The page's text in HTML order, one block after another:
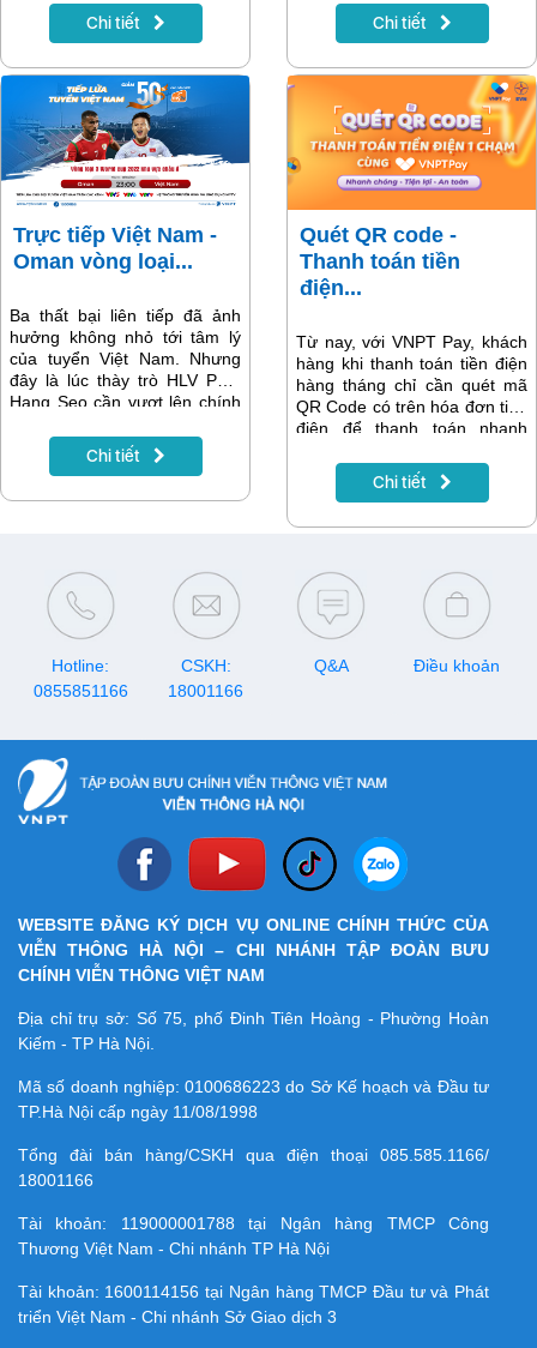
đầu từ 16/10/2021.
Chi tiết
hãy cùng theo dõi cách tăng
tốc độ Wifi đơn giản này nhé!
Chi tiết
Trực tiếp Việt Nam -
Oman vòng loại...
Ba thất bại liên tiếp đã ảnh
hưởng không nhỏ tới tâm lý
của tuyển Việt Nam. Nhưng
đây là lúc thày trò HLV Park
Hang Seo cần vượt lên chính
giành lấy điểm số đầu tiên.
Khán giả cùng theo dõi và cổ
MyTV OTT giảm giá khuyến
mãi sâu 50% các gói cước, chỉ
còn từ 10 nghìn đồng một
tháng giúp quý khách hàng
đón xem trận cầu mọi lúc mọi
nơi.
Chi tiết
Quét QR code -
Thanh toán tiền
điện...
Từ nay, với VNPT Pay, khách
hàng khi thanh toán tiền điện
hàng tháng chỉ cần quét mã
QR Code có trên hóa đơn tiền
điện để thanh toán nhanh
miễn phí mà không cần nhập
mã hóa đơn.
Chi tiết
Hotline:
0855851166
CSKH:
18001166
Q&A Điều khoản
WEBSITE ĐĂNG KÝ DỊCH VỤ ONLINE CHÍNH THỨC CỦA
VIỄN THÔNG HÀ NỘI – CHI NHÁNH TẬP ĐOÀN BƯU
CHÍNH VIỄN THÔNG VIỆT NAM
Địa chỉ trụ sở: Số 75, phố Đinh Tiên Hoàng - Phường Hoàn
Kiếm - TP Hà Nội.
Mã số doanh nghiệp:0100686223 do Sở Kế hoạch và Đầu tư
TP.Hà Nội cấp ngày 11/08/1998
Tổng đài bán hàng/CSKH qua điện thoại 085.585.1166/
18001166
Tài khoản: 119000001788 tại Ngân hàng TMCP Công
Thương Việt Nam - Chi nhánh TP Hà Nội
Tài khoản: 1600114156 tại Ngân hàng TMCP Ðầu tư và Phát
triển Việt Nam - Chi nhánh Sở Giao dịch 3